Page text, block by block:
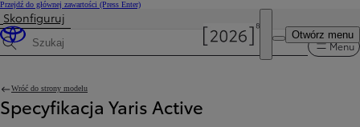
Przejdź do głównej zawartości (Press Enter)
Otwórz menu
Cena została zaktualizowana Cena Twojej konfiguracji została zmieniona na 102 600 zł.
Skonfiguruj
Wyszukaj dane techniczne Menu
Wróć do strony modelu
Specyfikacja Yaris Active